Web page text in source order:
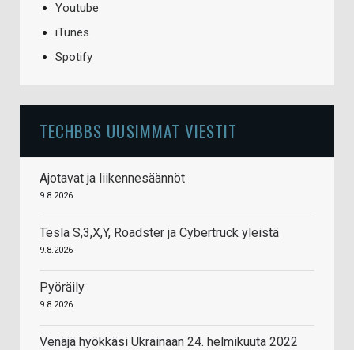
Youtube
iTunes
Spotify
TECHBBS UUSIMMAT VIESTIT
Ajotavat ja liikennesäännöt
9.8.2026
Tesla S,3,X,Y, Roadster ja Cybertruck yleistä
9.8.2026
Pyöräily
9.8.2026
Venäjä hyökkäsi Ukrainaan 24. helmikuuta 2022